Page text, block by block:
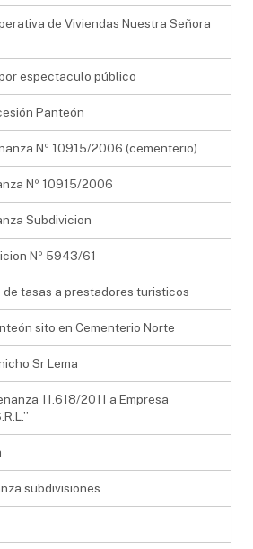
de Viviendas Nuestra Señora
espectaculo público
Panteón
Nº 10915/2006 (cementerio)
Nº 10915/2006
Subdivicion
Nº 5943/61
de tasas a prestadores turisticos
sito en Cementerio Norte
Sr Lema
11.618/2011 a Empresa
subdivisiones